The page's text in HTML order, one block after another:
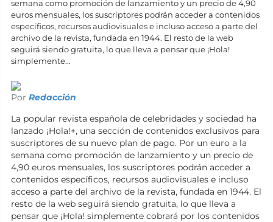
semana como promoción de lanzamiento y un precio de 4,90
euros mensuales, los suscriptores podrán acceder a contenidos
específicos, recursos audiovisuales e incluso acceso a parte del
archivo de la revista, fundada en 1944. El resto de la web
seguirá siendo gratuita, lo que lleva a pensar que ¡Hola!
simplemente...
Por Redacción
La popular revista española de celebridades y sociedad ha
lanzado ¡Hola!+, una sección de contenidos exclusivos para
suscriptores de su nuevo plan de pago. Por un euro a la
semana como promoción de lanzamiento y un precio de
4,90 euros mensuales, los suscriptores podrán acceder a
contenidos específicos, recursos audiovisuales e incluso
acceso a parte del archivo de la revista, fundada en 1944. El
resto de la web seguirá siendo gratuita, lo que lleva a
pensar que ¡Hola! simplemente cobrará por los contenidos